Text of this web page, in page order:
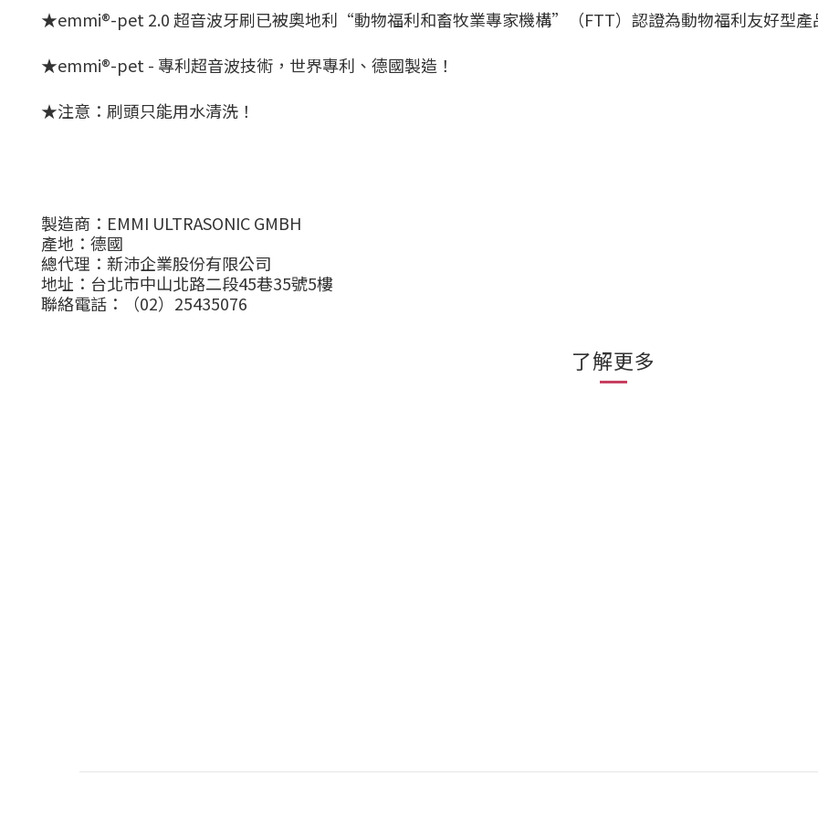
★emmi®-pet 2.0 超音波牙刷已被奧地利“動物福利和畜牧業專家機構”（FTT）認證為動物福利友好型產
★emmi®-pet - 專利超音波技術，世界專利、德國製造！
★注意：刷頭只能用水清洗！
製造商：EMMI ULTRASONIC GMBH
產地：德國
總代理：新沛企業股份有限公司
地址：台北市中山北路二段45巷35號5樓
聯絡電話：（02）25435076
了解更多